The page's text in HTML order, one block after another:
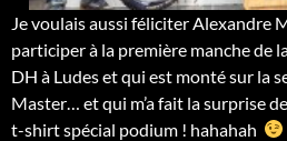
Je voulais aussi féliciter Alexandre
participer à la première manche de
DH à Ludes et qui est monté sur la
Master… et qui m’a fait la surprise
t-shirt spécial podium ! hahahah